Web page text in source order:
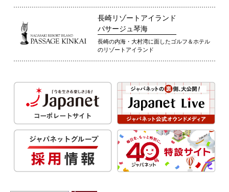
長崎リゾートアイランド
パサージュ琴海
長崎の内海・大村湾に面したゴルフ＆ホテル
のリゾートアイランド